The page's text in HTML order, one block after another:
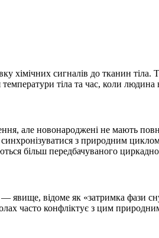
хімічних сигналів до тканин
тіла та час, коли
але новонароджені не мають
з природним
більш передбачуваного
відоме як «затримка фази
часто конфліктує з цим